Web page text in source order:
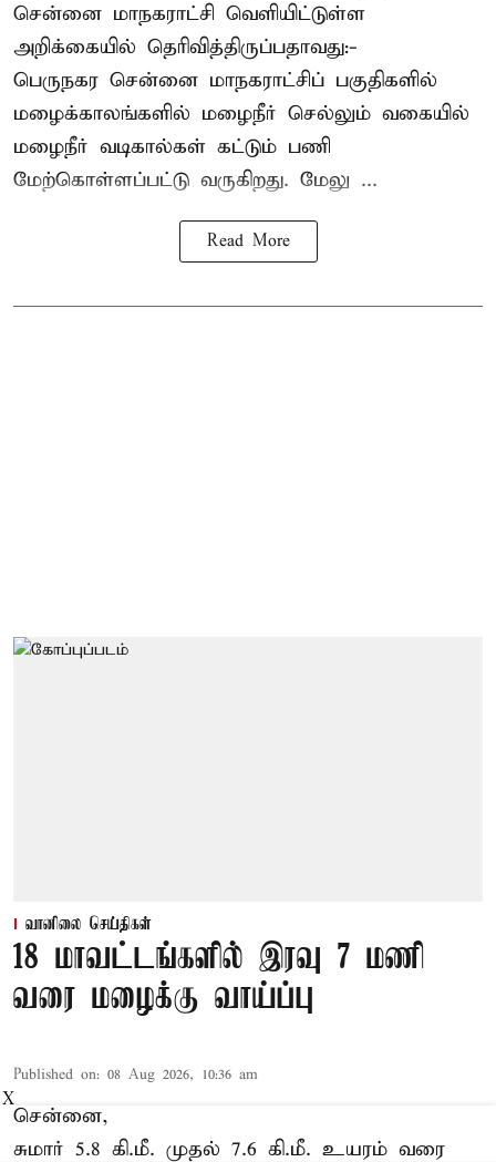
சென்னை மாநகராட்சி வெளியிட்டுள்ள
அறிக்கையில் தெரிவித்திருப்பதாவது:-
பெருநகர சென்னை மாநகராட்சிப் பகுதிகளில்
மழைக்காலங்களில் மழைநீர் செல்லும் வகையில்
மழைநீர் வடிகால்கள் கட்டும் பணி
மேற்கொள்ளப்பட்டு வருகிறது. மேலு ...
Read More
வானிலை செய்திகள்
18 மாவட்டங்களில் இரவு 7 மணி
வரை மழைக்கு வாய்ப்பு
Published on: 08 Aug 2026, 10:36 am
சென்னை,
சுமார் 5.8 கி.மீ. முதல் 7.6 கி.மீ. உயரம் வரை
X